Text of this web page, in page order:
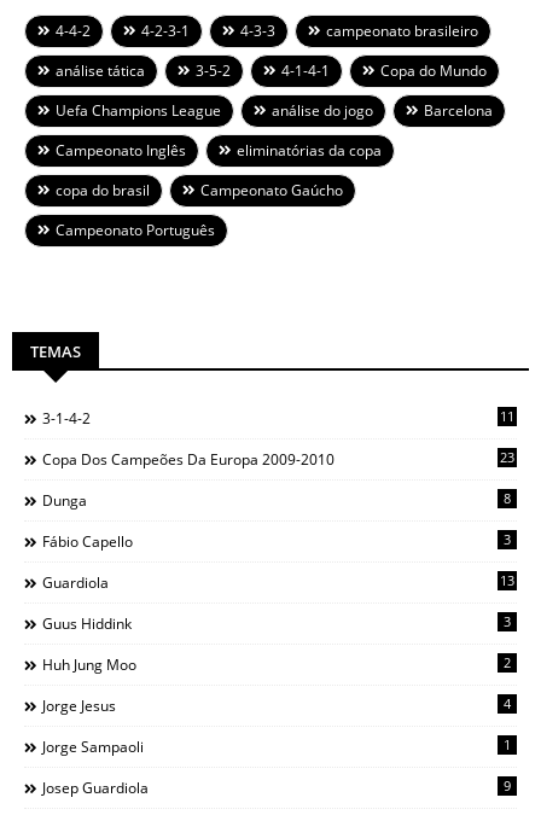
4-4-2 4-2-3-1 4-3-3
campeonato brasileiro
análise tática
3-5-2 4-1-4-1
Copa do Mundo
Uefa Champions League
análise do jogo
Barcelona
Campeonato Inglês
eliminatórias da copa
copa do brasil
Campeonato Gaúcho
Campeonato Português
TEMAS
3-1-4-2 11
Copa Dos Campeões Da Europa 2009-2010 23
Dunga 8
Fábio Capello 3
Guardiola 13
Guus Hiddink 3
Huh Jung Moo 2
Jorge Jesus 4
Jorge Sampaoli 1
Josep Guardiola 9